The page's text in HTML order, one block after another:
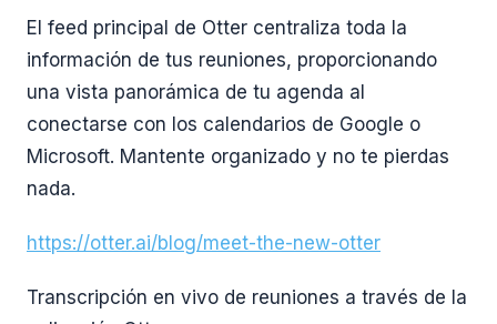
El feed principal de Otter centraliza toda la
información de tus reuniones, proporcionando
una vista panorámica de tu agenda al
conectarse con los calendarios de Google o
Microsoft. Mantente organizado y no te pierdas
nada.
https://otter.ai/blog/meet-the-new-otter
Transcripción en vivo de reuniones a través de la